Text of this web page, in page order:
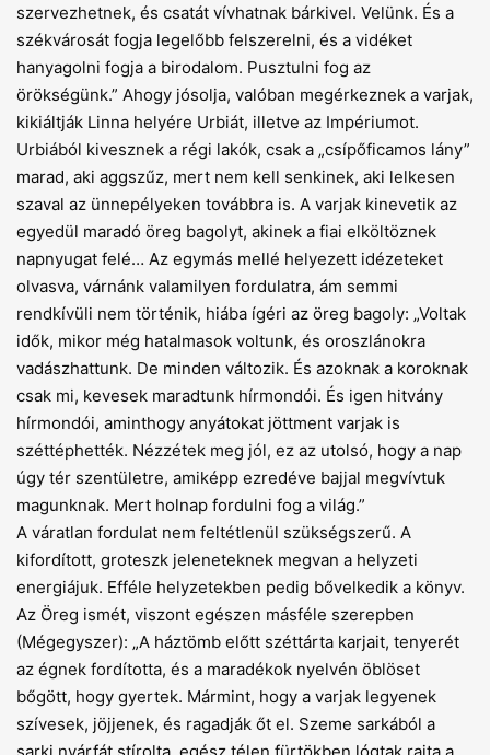
szervezhetnek, és csatát vívhatnak bárkivel. Velünk. És a
székvárosát fogja legelőbb felszerelni, és a vidéket
hanyagolni fogja a birodalom. Pusztulni fog az
örökségünk.” Ahogy jósolja, valóban megérkeznek a varjak,
kikiáltják Linna helyére Urbiát, illetve az Impériumot.
Urbiából kivesznek a régi lakók, csak a „csípőficamos lány”
marad, aki aggszűz, mert nem kell senkinek, aki lelkesen
szaval az ünnepélyeken továbbra is. A varjak kinevetik az
egyedül maradó öreg bagolyt, akinek a fiai elköltöznek
napnyugat felé… Az egymás mellé helyezett idézeteket
olvasva, várnánk valamilyen fordulatra, ám semmi
rendkívüli nem történik, hiába ígéri az öreg bagoly: „Voltak
idők, mikor még hatalmasok voltunk, és oroszlánokra
vadászhattunk. De minden változik. És azoknak a koroknak
csak mi, kevesek maradtunk hírmondói. És igen hitvány
hírmondói, aminthogy anyátokat jöttment varjak is
széttéphették. Nézzétek meg jól, ez az utolsó, hogy a nap
úgy tér szentületre, amiképp ezredéve bajjal megvívtuk
magunknak. Mert holnap fordulni fog a világ.”
A váratlan fordulat nem feltétlenül szükségszerű. A
kifordított, groteszk jeleneteknek megvan a helyzeti
energiájuk. Efféle helyzetekben pedig bő­velkedik a könyv.
Az Öreg ismét, viszont egészen másféle szerepben
(Mégegyszer): „A háztömb előtt széttárta karjait, tenyerét
az égnek fordította, és a maradékok nyelvén öblöset
bőgött, hogy gyertek. Mármint, hogy a varjak legyenek
szívesek, jöjjenek, és ragadják őt el. Szeme sarkából a